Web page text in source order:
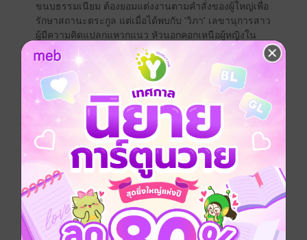
ขนบธรรมเนียม ต้องยอมแต่งงานตามคำสั่งของผู้ใหญ่เพื่อ
รักษาสถานะตระกูล แต่เมื่อได้พบกับ 'วิภา' เลขานุการสาว
ผู้มีความคิดแปลกแหวกแนว หัวนอกคอกเหนือผู้หญิงใน
สยามทั่วไป กลับทำให้หัวใจอันแข็งกร้าวของเขาต้องสั่น
ไหว ลืมไปสิ้นว่าต้องแต่งงานกับใคร
ในยุคที่ผู้หญิงต้องว่านอนสอนง่าย เธอกลับเลือกที่จะไม่ยอม
จำนน
ในยุคที่ชายเป็นใหญ่ เขากลับยอมก้มหัวให้กับรักแท้
และในยุคที่การแต่งงานคือการจัดฉาก เขาและเธอกลับ
เลือกที่จะเขียนบทรักของตัวเอง
เมื่อความจริงถูกเปิดเผย ความรักที่ซ่อนอยู่ใต้หน้ากากการ
หลอกลวงจะเบ่งบานหรือร่วงโรย? และหญิงสาวผู้ไม่ยอม
อยู่ในกรอบประเพณีคนนี้ จะกลายเป็น 'หม่อม' ที่สมบูรณ์
แบบในแบบของเธอเองได้หรือไม่?
.............